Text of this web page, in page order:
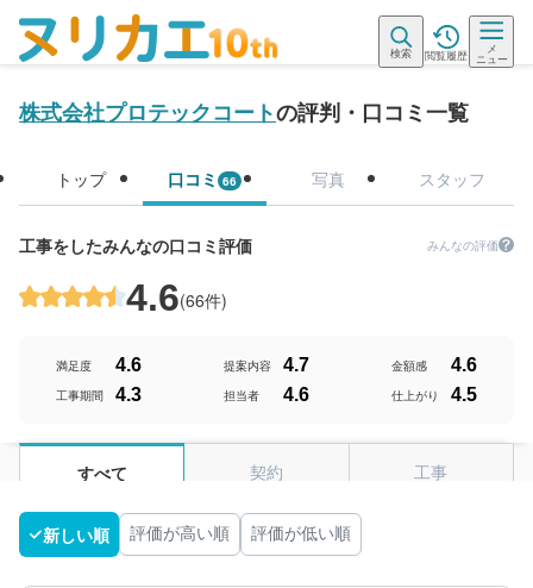
検索 閲覧履歴
メ
ニュー
株式会社プロテックコートの評判・口コミ一覧
トップ 口コミ 66 写真 スタッフ
工事をしたみんなの口コミ評価 みんなの評価
4.6(66件)
満足度 4.6 提案内容 4.7 金額感 4.6
工事期間 4.3 担当者 4.6 仕上がり 4.5
すべて 契約 工事
新しい順 評価が高い順 評価が低い順